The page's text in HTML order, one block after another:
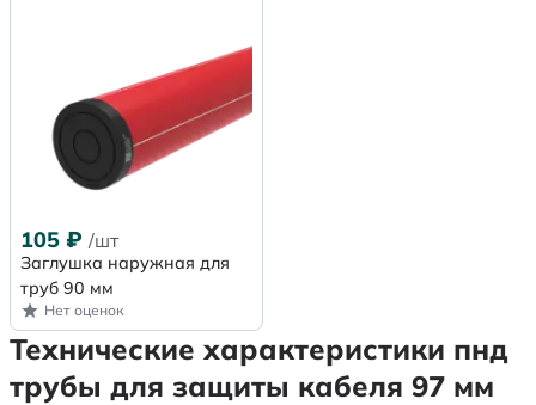
105 ₽ /шт
Заглушка наружная для
труб 90 мм
Нет оценок
Технические характеристики пнд
трубы для защиты кабеля 97 мм